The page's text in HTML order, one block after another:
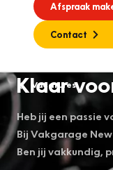
Afspraak
Contact
Vacatures
Klaar
Heb jij een passie
Bij Vakgarage
Ben jij vakkundig,